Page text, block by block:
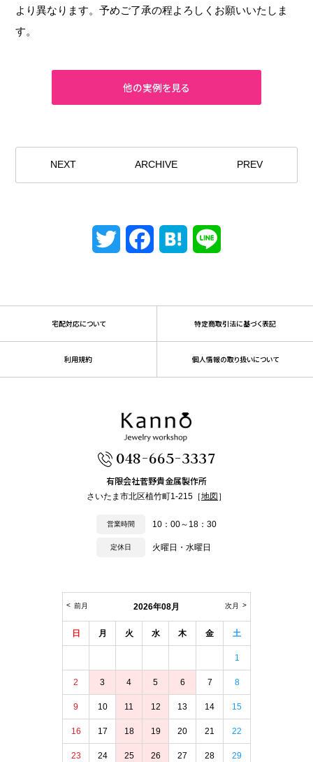
より異なります。予めご了承の程よろしくお願いいたしま
す。
NEXT ARCHIVE PREV
Twitter FacebookHatena
宅配対応について 特定商取引法に基づく表記
利用規約 個人情報の取り扱いについて
048-665-3337
有限会社菅野貴金属製作所
さいたま市北区植竹町1-215［地図 ］
営業時間 10：00～18：30
定休日 火曜日・水曜日
2026年08月
前月 次月
日 月 火 水 木 金 土
1
2 3 4 5 6 7 8
9 10 11 12 13 14 15
16 17 18 19 20 21 22
23 24 25 26 27 28 29